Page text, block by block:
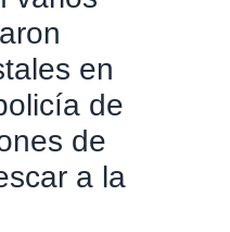
en
de
de
a la